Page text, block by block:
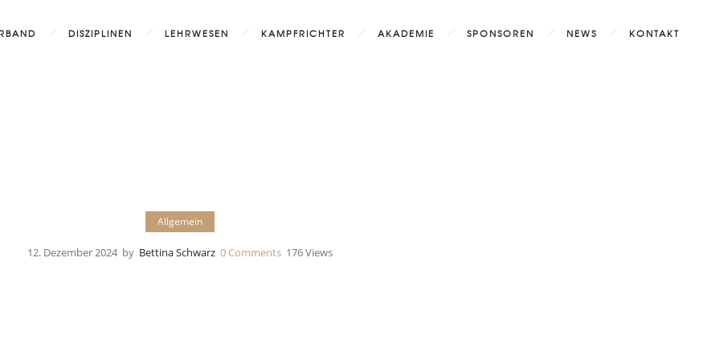
DISZIPLINEN LEHRWESEN KAMPFRICHTER AKADEMIE SPONSOREN NEWS KONTAKT
Allgemein
12. Dezember 2024 by Bettina Schwarz 0Comments 176 Views